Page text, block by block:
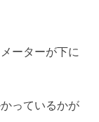
ーターが下に
っているかが